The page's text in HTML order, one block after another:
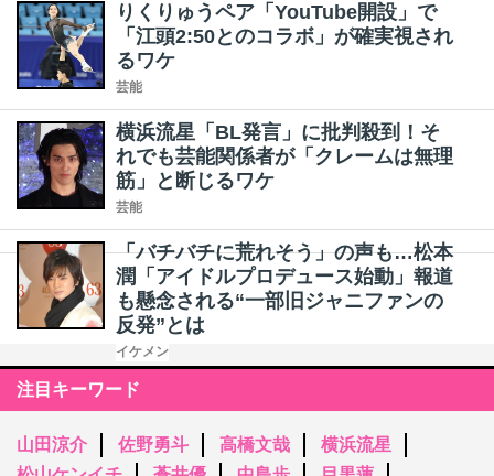
りくりゅうペア「YouTube開設」で
「江頭2:50とのコラボ」が確実視され
るワケ
芸能
横浜流星「BL発言」に批判殺到！そ
れでも芸能関係者が「クレームは無理
筋」と断じるワケ
芸能
「バチバチに荒れそう」の声も…松本
潤「アイドルプロデュース始動」報道
も懸念される“一部旧ジャニファンの
反発”とは
イケメン
注目キーワード
山田涼介 佐野勇斗 高橋文哉
横浜流星